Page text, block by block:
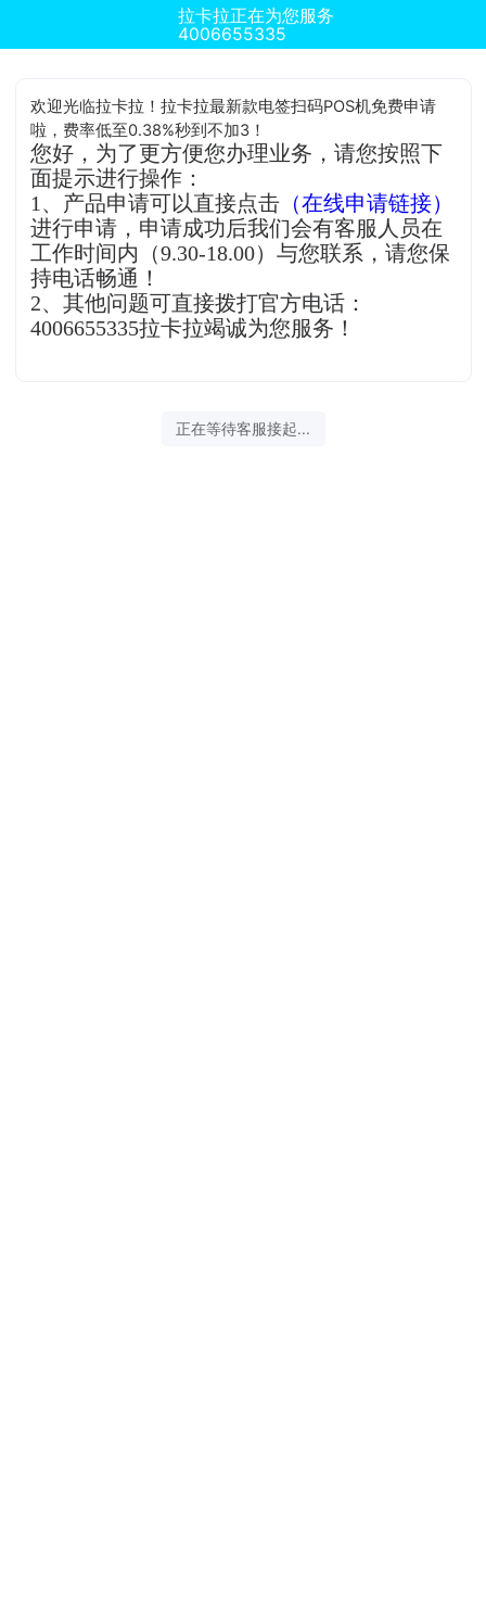
拉卡拉正在为您服务
4006655335
欢迎光临拉卡拉！拉卡拉最新款电签扫码POS机免费申请
啦，费率低至0.38%秒到不加3！
您好，为了更方便您办理业务，请您按照下
面提示进行操作：
1、产品申请可以直接点击 （在线申请链接）
进行申请，申请成功后我们会有客服人员在
工作时间内（9.30-18.00）与您联系，请您保
持电话畅通！
2、其他问题可直接拨打官方电话：
4006655335拉卡拉竭诚为您服务！
正在等待客服接起...